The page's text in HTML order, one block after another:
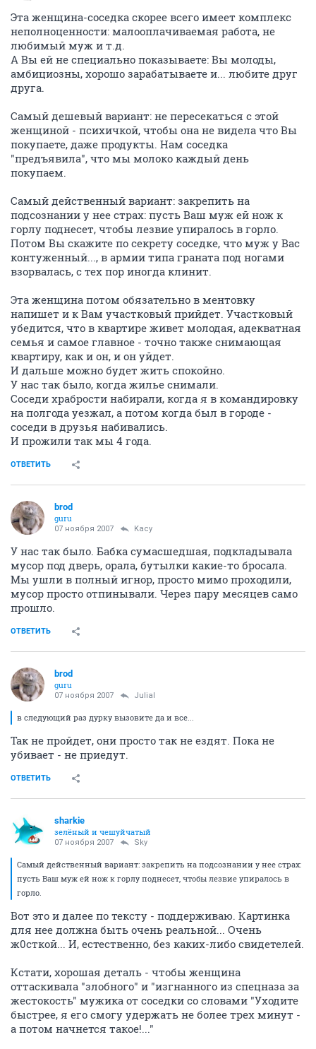
Эта женщина-соседка скорее всего имеет комплекс
неполноценности: малооплачиваемая работа, не
любимый муж и т.д.
А Вы ей не специально показываете: Вы молоды,
амбициозны, хорошо зарабатываете и... любите друг
друга.
Самый дешевый вариант: не пересекаться с этой
женщиной - психичкой, чтобы она не видела что Вы
покупаете, даже продукты. Нам соседка
"предъявила", что мы молоко каждый день
покупаем.
Самый действенный вариант: закрепить на
подсознании у нее страх: пусть Ваш муж ей нож к
горлу поднесет, чтобы лезвие упиралось в горло.
Потом Вы скажите по секрету соседке, что муж у Вас
контуженный..., в армии типа граната под ногами
взорвалась, с тех пор иногда клинит.
Эта женщина потом обязательно в ментовку
напишет и к Вам участковый прийдет. Участковый
убедится, что в квартире живет молодая, адекватная
семья и самое главное - точно также снимающая
квартиру, как и он, и он уйдет.
И дальше можно будет жить спокойно.
У нас так было, когда жилье снимали.
Соседи храбрости набирали, когда я в командировку
на полгода уезжал, а потом когда был в городе -
соседи в друзья набивались.
И прожили так мы 4 года.
ОТВЕТИТЬ
brod
guru
07 ноября 2007 Kacy
У нас так было. Бабка сумасшедшая, подкладывала
мусор под дверь, орала, бутылки какие-то бросала.
Мы ушли в полный игнор, просто мимо проходили,
мусор просто отпинывали. Через пару месяцев само
прошло.
ОТВЕТИТЬ
brod
guru
07 ноября 2007 Julial
в следующий раз дурку вызовите да и все...
Так не пройдет, они просто так не ездят. Пока не
убивает - не приедут.
ОТВЕТИТЬ
sharkie
зелёный и чешуйчатый
07 ноября 2007 Sky
Самый действенный вариант: закрепить на подсознании у нее страх:
пусть Ваш муж ей нож к горлу поднесет, чтобы лезвие упиралось в
горло.
Вот это и далее по тексту - поддерживаю. Картинка
для нее должна быть очень реальной... Очень
ж0сткой... И, естественно, без каких-либо свидетелей.
Кстати, хорошая деталь - чтобы женщина
оттаскивала "злобного" и "изгнанного из спецназа за
жестокость" мужика от соседки со словами "Уходите
быстрее, я его смогу удержать не более трех минут -
а потом начнется такое!..."